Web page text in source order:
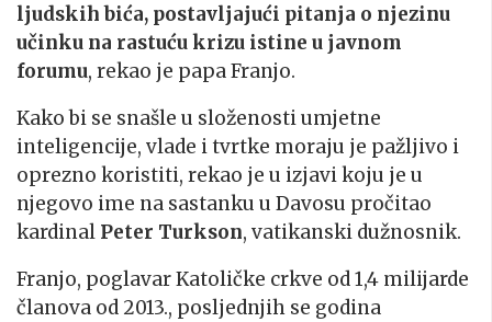
ljudskih bića, postavljajući pitanja o njezinu
učinku na rastuću krizu istine u javnom
forumu, rekao je papa Franjo.
Kako bi se snašle u složenosti umjetne
inteligencije, vlade i tvrtke moraju je pažljivo i
oprezno koristiti, rekao je u izjavi koju je u
njegovo ime na sastanku u Davosu pročitao
kardinal Peter Turkson, vatikanski dužnosnik.
Franjo, poglavar Katoličke crkve od 1,4 milijarde
članova od 2013., posljednjih se godina